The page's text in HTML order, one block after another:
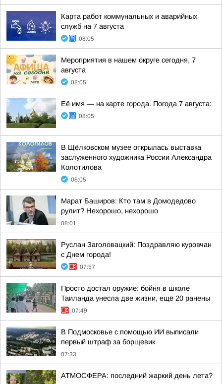
Карта работ коммунальных и аварийных
служб на 7 августа
08:05
Мероприятия в нашем округе сегодня, 7
августа
08:05
Её имя — на карте города. Погода 7 августа:
08:05
В Щёлковском музее открылась выставка
заслуженного художника России Александра
Колотилова
08:05
Марат Баширов: Кто там в Домодедово
рулит? Нехорошо, нехорошо
08:01
Руслан Заголовацкий: Поздравляю куровчан
с Днем города!
07:57
Просто достал оружие: бойня в школе
Таиланда унесла две жизни, ещё 20 ранены
07:49
В Подмосковье с помощью ИИ выписали
первый штраф за борщевик
07:33
АТМОСФЕРА: последний жаркий день лета?